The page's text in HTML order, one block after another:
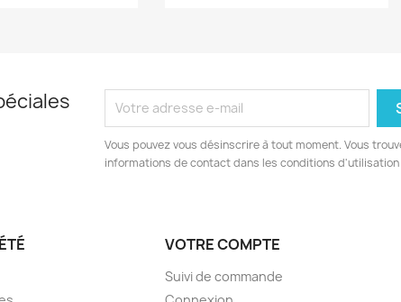
Vous pouvez vous désinscrire à tout moment. Vous
informations de contact dans les conditions d'utilisation
VOTRE COMPTE
Suivi de commande